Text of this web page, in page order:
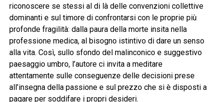
riconoscere se stessi al di là delle convenzioni collettive
dominanti e sul timore di confrontarsi con le proprie più
profonde fragilità: dalla paura della morte insita nella
professione medica, al bisogno istintivo di dare un senso
alla vita. Così, sullo sfondo del malinconico e suggestivo
paesaggio umbro, l’autore ci invita a meditare
attentamente sulle conseguenze delle decisioni prese
all’insegna della passione e sul prezzo che si è disposti a
pagare per soddifare i propri desideri.